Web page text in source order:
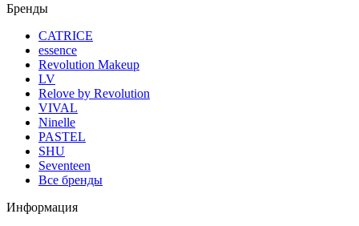
Бренды
CATRICE
essence
Revolution Makeup
LV
Relove by Revolution
VIVAL
Ninelle
PASTEL
SHU
Seventeen
Все бренды
Информация